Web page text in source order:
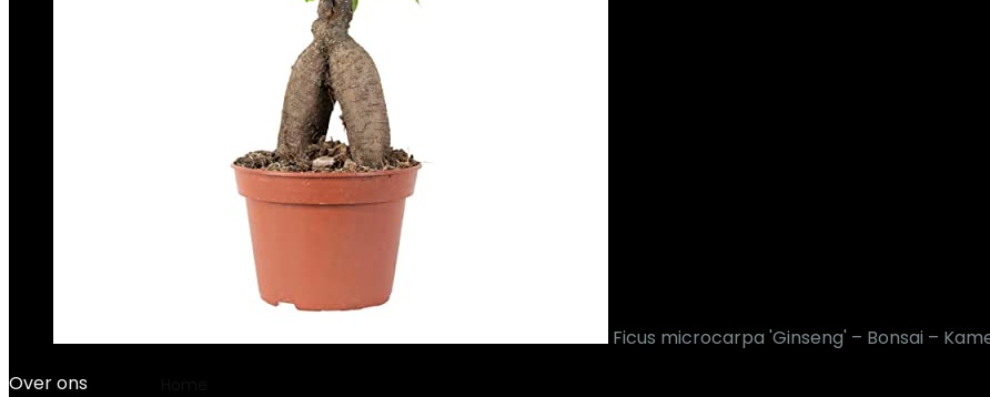
Ficus microcarpa 'Ginseng' – Bonsai –
Over ons